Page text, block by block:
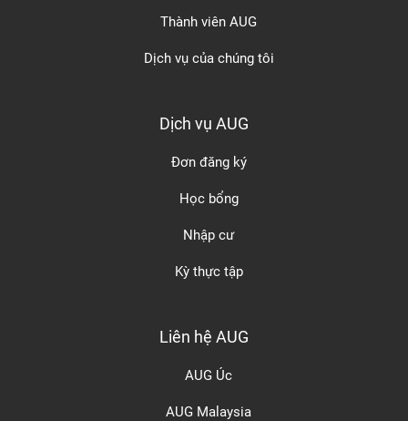
Thành viên AUG
Dịch vụ của chúng tôi
Dịch vụ AUG
Đơn đăng ký
Học bổng
Nhập cư
Kỳ thực tập
Liên hệ AUG
AUG Úc
AUG Malaysia